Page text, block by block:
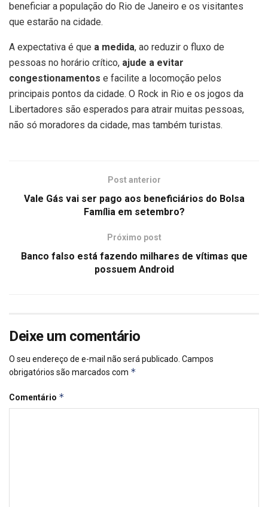
beneficiar a população do Rio de Janeiro e os visitantes
que estarão na cidade.
A expectativa é que a medida, ao reduzir o fluxo de
pessoas no horário crítico, ajude a evitar
congestionamentos e facilite a locomoção pelos
principais pontos da cidade. O Rock in Rio e os jogos da
Libertadores são esperados para atrair muitas pessoas,
não só moradores da cidade, mas também turistas.
Post anterior
Vale Gás vai ser pago aos beneficiários do Bolsa
Família em setembro?
Próximo post
Banco falso está fazendo milhares de vítimas que
possuem Android
Deixe um comentário
O seu endereço de e-mail não será publicado. Campos
obrigatórios são marcados com *
Comentário *